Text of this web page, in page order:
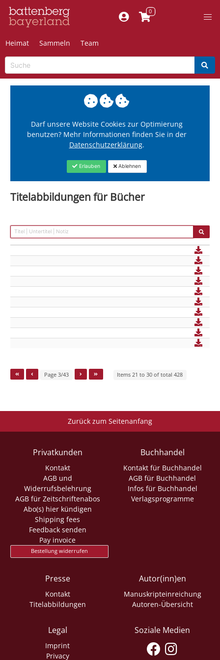
Heimat Sammeln Team
Darf unsere Website Cookies zur Optimierung
benutzen? Mehr Informationen finden Sie in der
Datenschutzerklärung.
Erlauben Ablehnen
Titelabbildungen für Bücher
Page 3/43 Items 21 to 30 of total 428
Zurück zum Seitenanfang
Privatkunden
Kontakt
AGB und
Widerrufsbelehrung
AGB für Zeitschriftenabos
Abo(s) hier kündigen
Shipping fees
Feedback senden
Pay invoice
Bestellung widerrufen
Buchhandel
Kontakt für Buchhandel
AGB für Buchhandel
Infos für Buchhandel
Verlagsprogramme
Presse
Kontakt
Titelabbildungen
Autor(inn)en
Manuskripteinreichung
Autoren-Übersicht
Legal
Imprint
Privacy
Soziale Medien